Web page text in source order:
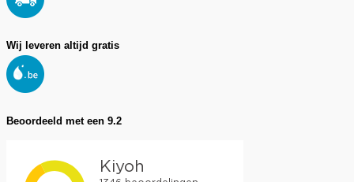
Wij leveren altijd gratis
Beoordeeld met een 9.2